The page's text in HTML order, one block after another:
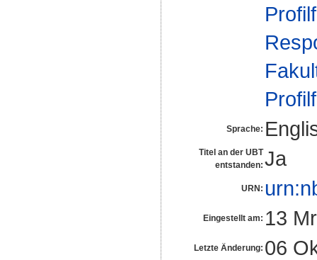
Sprache:
Titel an der UBT
entstanden: Ja
URN:
Eingestellt am: 13
Letzte Änderung: 06